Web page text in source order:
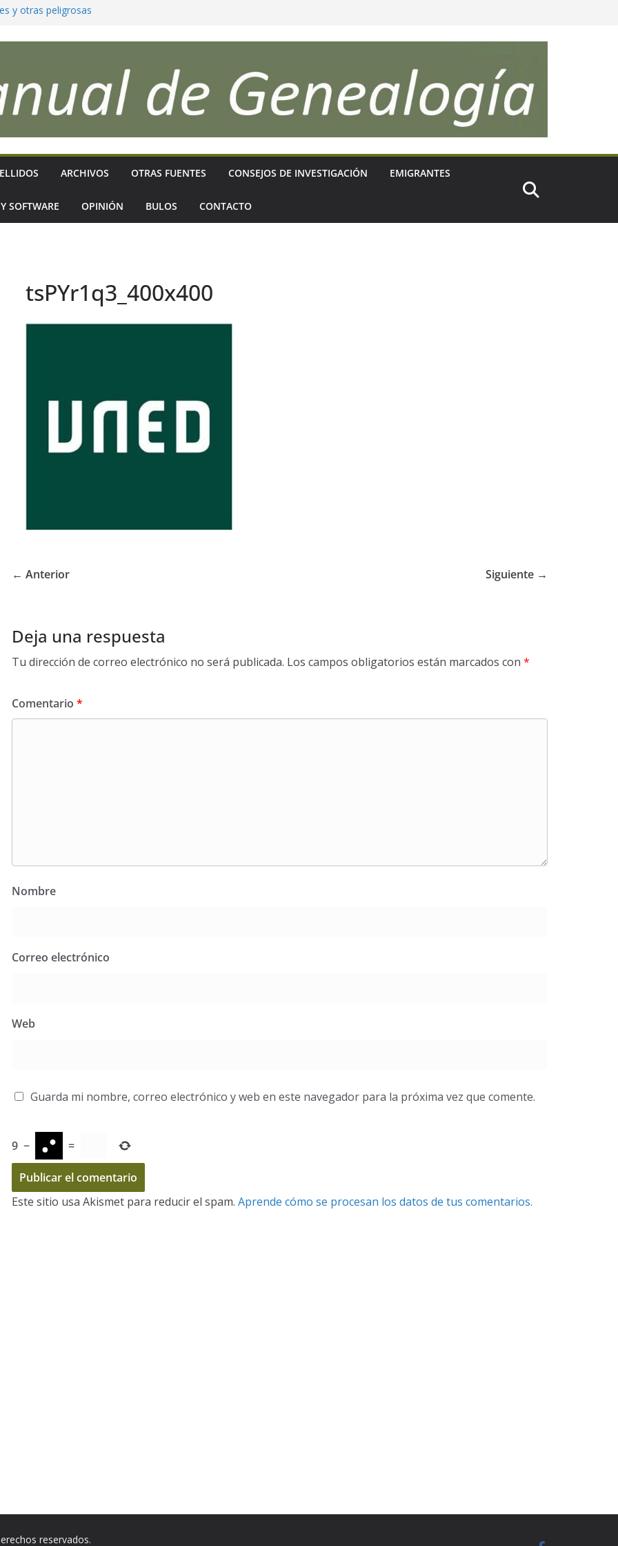
y otras peligrosas
que reflejen
sigues?
ARCHIVOS OTRAS FUENTES CONSEJOS DE INVESTIGACIÓN EMIGRANTES
SOFTWARE OPINIÓN BULOS CONTACTO
tsPYr1q3_400x400
← Anterior Siguiente →
Deja una respuesta
Tu dirección de correo electrónico no será publicada. Los campos obligatorios están marcados con *
Comentario *
Nombre
Correo electrónico
Web
Guarda mi nombre, correo electrónico y web en este navegador para la próxima vez que comente.
9 − =
Este sitio usa Akismet para reducir el spam. Aprende cómo se procesan los datos de tus comentarios.
reservados.